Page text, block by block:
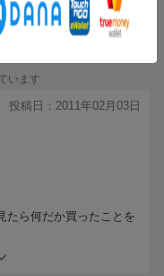
にするようなコメント
。
人がいたっていいじゃな
まで批判されるならレ
です。
っかく購入して読んで
かと思うので、私は今後
てレビューしろ」って
は購入者の自由、レビュ
よ。（これもバカにして
います
投稿日：2011年02月03日
たら何だか買ったことを
書籍市場の減少の原因み